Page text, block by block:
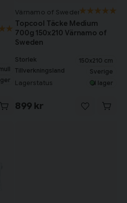
Värnamo of Sweden
Topcool Täcke Medium
700g 150x210 Värnamo of
Sweden
Storlek
150x210 cm
Tillverkningsland
Sverige
Lagerstatus I lager
899 kr